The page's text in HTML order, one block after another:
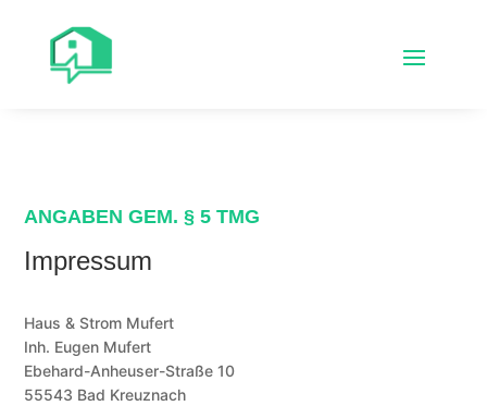
ANGABEN GEM. § 5 TMG
Impressum
Haus & Strom Mufert
Inh. Eugen Mufert
Ebehard-Anheuser-Straße 10
55543 Bad Kreuznach